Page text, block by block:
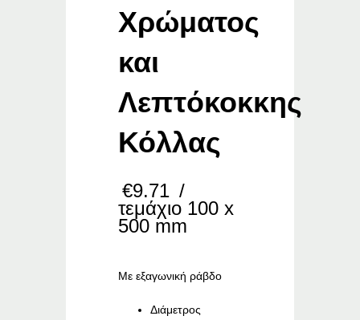
Χρώματος
και
Λεπτόκοκκης
Κόλλας
€9.71 /
τεμάχιο 100 x
500 mm
Με εξαγωνική ράβδο
Διάμετρος